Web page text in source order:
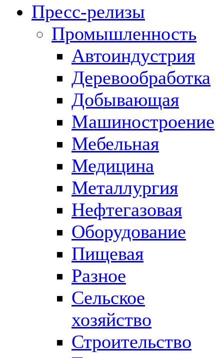
Пресс-релизы
Промышленность
Автоиндустрия
Деревообработка
Добывающая
Машиностроение
Мебельная
Медицина
Металлургия
Нефтегазовая
Оборудование
Пищевая
Разное
Сельское
хозяйство
Строительство